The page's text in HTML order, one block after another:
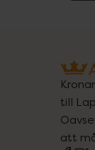
till
att